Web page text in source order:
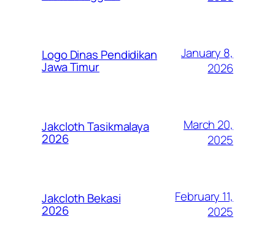
Logo Dinas Pendidikan
Jawa Timur
January 8,
2026
Jakcloth Tasikmalaya
2026
March 20,
2025
Jakcloth Bekasi
2026
February 11,
2025